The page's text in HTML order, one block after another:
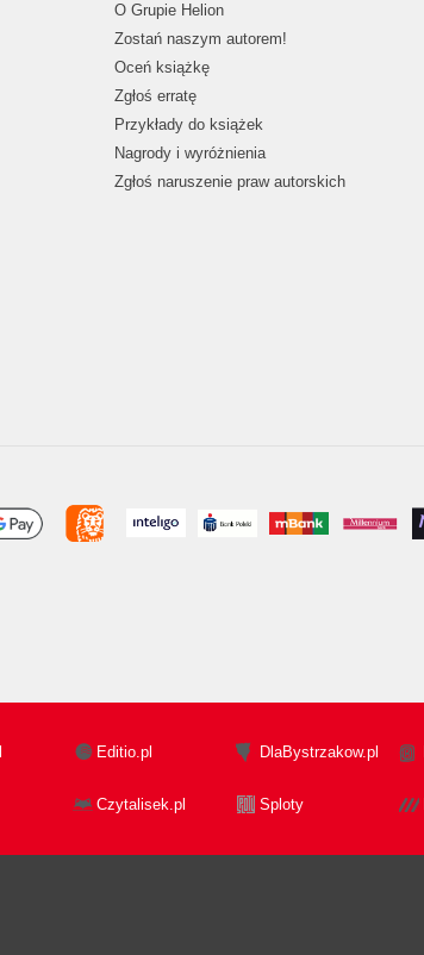
O Grupie Helion
Zostań naszym autorem!
Oceń książkę
Zgłoś erratę
Przykłady do książek
Nagrody i wyróżnienia
Zgłoś naruszenie praw autorskich
Editio.pl DlaBystrzakow.pl
Czytalisek.pl Sploty